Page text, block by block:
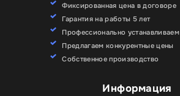
Фиксированная цена в договоре
Гарантия на работы 5 лет
Профессионально устанавливаем
Предлагаем конкурентные цены
Собственное производство
Информация